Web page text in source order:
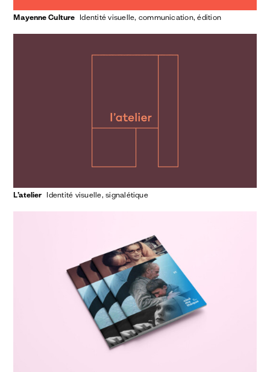
Mayenne Culture identité visuelle communication édition
L’atelier identité visuelle signalétique